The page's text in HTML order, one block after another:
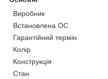
Виробник
Встановлена ОС
Гарантійний термін
Колір
Конструкція
Стан